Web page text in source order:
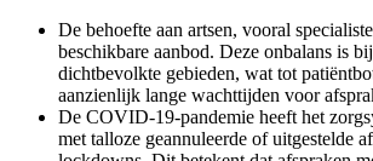
De behoefte aan artsen, vooral
beschikbare aanbod. Deze onbalans is
dichtbevolkte gebieden, wat tot
aanzienlijk lange wachttijden voor
De COVID-19-pandemie heeft het
met talloze geannuleerde of uitgestelde